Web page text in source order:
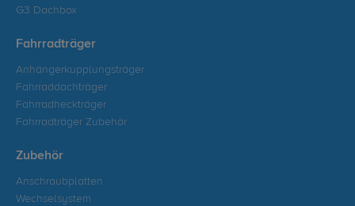
G3 Dachbox
Fahrradträger
Anhängerkupplungsträger
Fahrraddachträger
Fahrradheckträger
Fahrradträger Zubehör
Zubehör
Anschraubplatten
Wechselsystem